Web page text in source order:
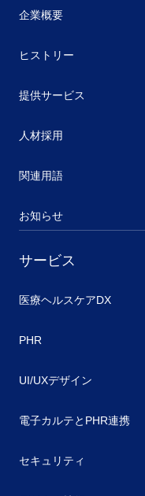
企業概要
ヒストリー
提供サービス
人材採用
関連用語
お知らせ
サービス
医療ヘルスケアDX
PHR
UI/UXデザイン
電子カルテとPHR連携
セキュリティ